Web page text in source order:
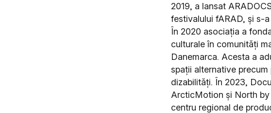
2019, a lansat
festivalului fARAD, și s-
În 2020 asociația a
culturale în comunități
Danemarca. Acesta a
spații alternative
dizabilități. În 2023,
ArcticMotion și North by
centru regional de